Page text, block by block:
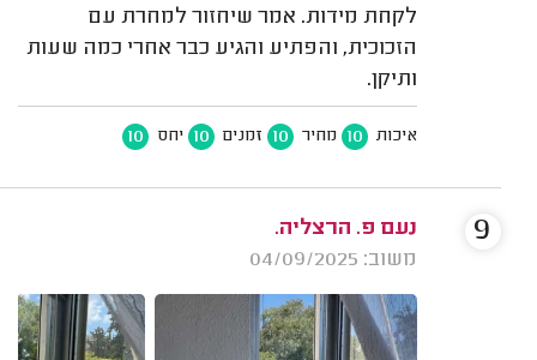
לקחת מידות. אמר שיחזור למחרת עם
הזכוכית, והפתיע והגיע כבר אחרי כמה שעות
ותיקן.
איכות 10 מחיר 10 זמנים 10 יחס 10
נעם פ. הרצליה.
משוב: 04/09/2025
9